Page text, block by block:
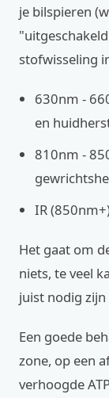
je bilspieren
stofwisseling
630nm -
en
810nm -
IR
Het gaat om
niets, te veel
juist nodig
Een goede
zone, op een
verhoogde